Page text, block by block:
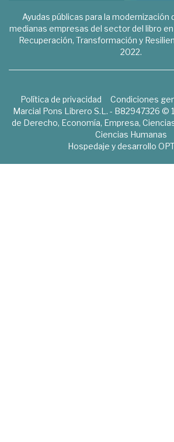
Ayudas públicas para la modernización
medianas empresas del sector del libro
Recuperación, Transformación y
2022.
Política de privacidad Condiciones
Marcial Pons Librero S.L. - B82947326 ©
de Derecho, Economía, Empresa,
Ciencias Humanas
Hospedaje y desarrollo